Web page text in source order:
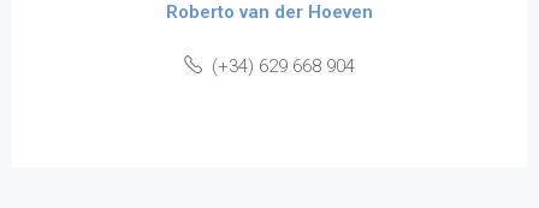
Roberto van der Hoeven
(+34) 629 668 904